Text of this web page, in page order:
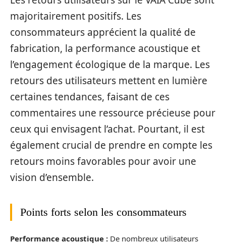
majoritairement positifs. Les
consommateurs apprécient la qualité de
fabrication, la performance acoustique et
l’engagement écologique de la marque. Les
retours des utilisateurs mettent en lumière
certaines tendances, faisant de ces
commentaires une ressource précieuse pour
ceux qui envisagent l’achat. Pourtant, il est
également crucial de prendre en compte les
retours moins favorables pour avoir une
vision d’ensemble.
Points forts selon les consommateurs
Performance acoustique : De nombreux utilisateurs